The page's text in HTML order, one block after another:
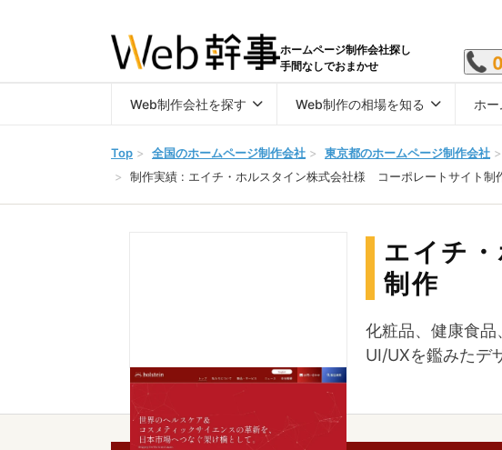
ホームページ制作会社探し
手間なしでおまかせ
Web制作会社を探す Web制作の相場を知る ホ
Top > 全国のホームページ制作会社 > 東京都のホームページ制作会社 >
>
制作実績 : エイチ・ホルスタイン株式会社様 コーポレートサイト制
エイチ
制作
化粧品、健康食
UI/UXを鑑みたデ